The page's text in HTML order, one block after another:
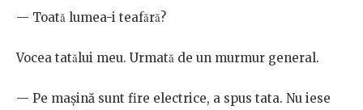
— Toată lumea-i teafără?
Vocea tatălui meu. Urmată de un murmur general.
— Pe mașină sunt fire electrice, a spus tata. Nu iese